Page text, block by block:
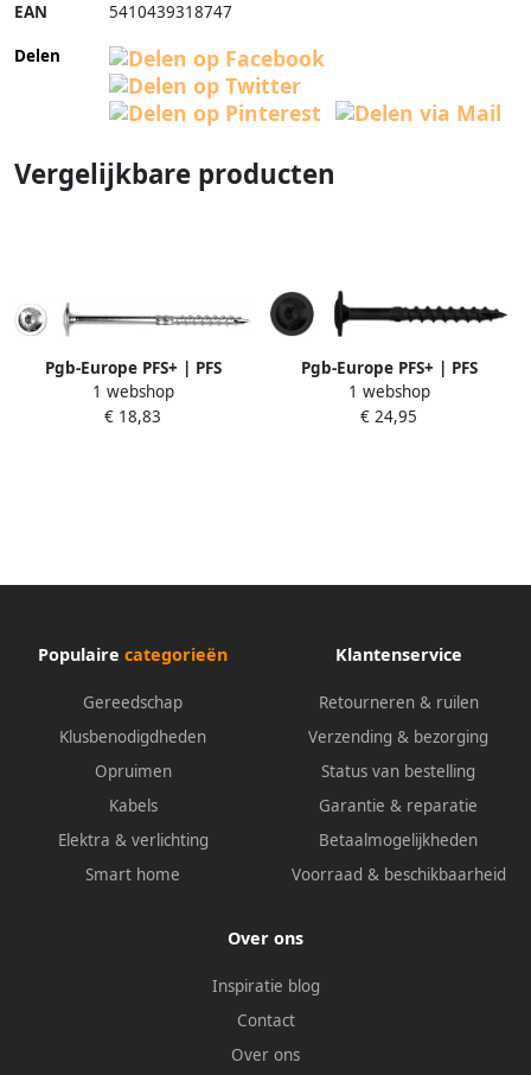
EAN 5410439318747
Delen
Vergelijkbare producten
Pgb-Europe PFS+ | PFS
flenskophoutschroef T40 Ø
10x100 Zn | 50 st
1 webshop
€ 18,83
Pgb-Europe PFS+ | PFS
flenskophoutschroef T40 Ø
8x100 DCB
1 webshop
€ 24,95
Populaire categorieën
Gereedschap
Klusbenodigdheden
Opruimen
Kabels
Elektra & verlichting
Smart home
Klantenservice
Retourneren & ruilen
Verzending & bezorging
Status van bestelling
Garantie & reparatie
Betaalmogelijkheden
Voorraad & beschikbaarheid
Over ons
Inspiratie blog
Contact
Over ons